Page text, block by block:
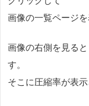
画像の一覧ページを
画像の右側を見る
す。
そこに圧縮率が表示